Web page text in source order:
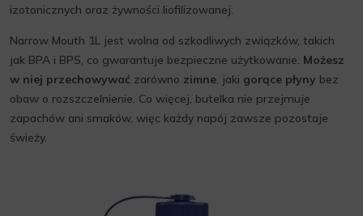
izotonicznych oraz żywności liofilizowanej.
Narrow Mouth 1L jest wolna od szkodliwych związków, takich
jak BPA i BPS, co gwarantuje bezpieczne użytkowanie. Możesz
w niej przechowywać zarówno zimne, jaki gorące płyny bez
obaw o rozszczelnienie. Co więcej, butelka nie przejmuje
zapachów ani smaków, więc każdy napój zawsze pozostaje
świeży.